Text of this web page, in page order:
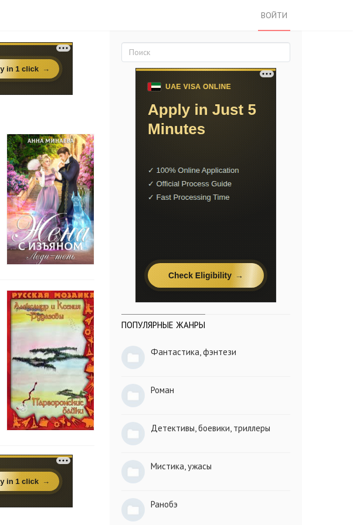
ВОЙТИ
ПОПУЛЯРНЫЕ ЖАНРЫ
Фантастика, фэнтези
Роман
Детективы, боевики, триллеры
Мистика, ужасы
Ранобэ